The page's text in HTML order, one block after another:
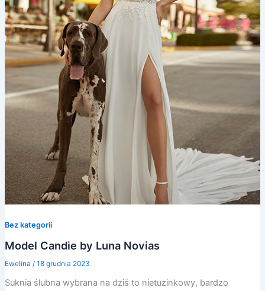
Bez kategorii
Model Candie by Luna Novias
Ewelina / 18 grudnia 2023
Suknia ślubna wybrana na dziś to nietuzinkowy, bardzo